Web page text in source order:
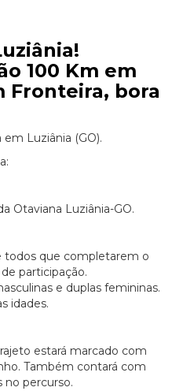
100 Km em
Fronteira, bora
em Luziânia (GO).
Otaviana Luziânia-GO.
todos que completarem o
participação.
e duplas femininas.
idades.
estará marcado com
Também contará com
no percurso.